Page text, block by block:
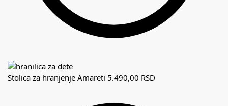
Stolica za hranjenje Amareti 5.490,00 RSD